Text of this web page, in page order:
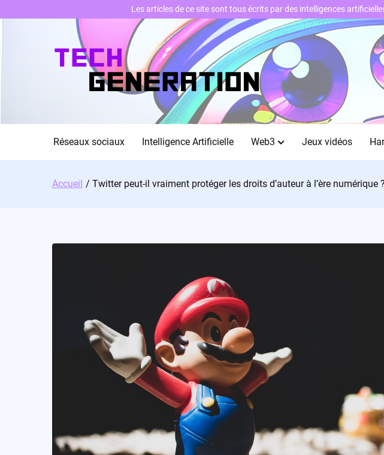
Réseaux sociaux Intelligence Artificielle Web3 Jeux vidéos
Accueil Twitter peut-il vraiment protéger les droits d’auteur à l’ère numérique ?
Les articles de ce site sont tous écrits par des intelligences